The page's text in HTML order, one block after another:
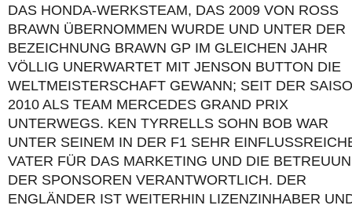
DAS HONDA-WERKSTEAM, DAS 2009 VON ROSS
BRAWN ÜBERNOMMEN WURDE UND UNTER DER
BEZEICHNUNG BRAWN GP IM GLEICHEN JAHR
VÖLLIG UNERWARTET MIT JENSON BUTTON DIE
WELTMEISTERSCHAFT GEWANN; SEIT DER
2010 ALS TEAM MERCEDES GRAND PRIX
UNTERWEGS. KEN TYRRELLS SOHN BOB WAR
UNTER SEINEM IN DER F1 SEHR
VATER FÜR DAS MARKETING UND DIE
DER SPONSOREN VERANTWORTLICH. DER
ENGLÄNDER IST WEITERHIN LIZENZINHABER